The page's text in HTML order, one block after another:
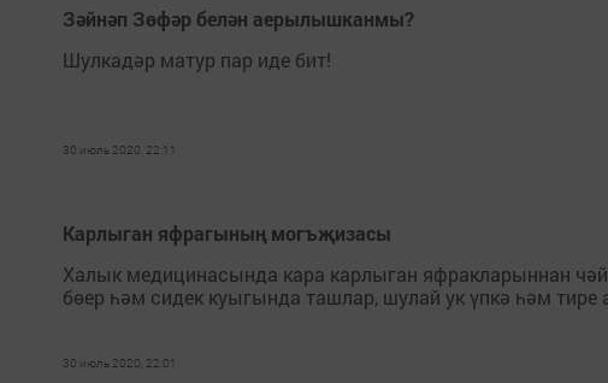
Зәйнәп Зөфәр белән аерылышканмы?
Шулкадәр матур пар иде бит!
30 июль 2020, 22:11
Карлыган яфрагының могъҗизасы
Халык медицинасында кара карлыган яфракларыннан
бөер һәм сидек куыгында ташлар, шулай ук үпкә һәм
30 июль 2020, 22:01